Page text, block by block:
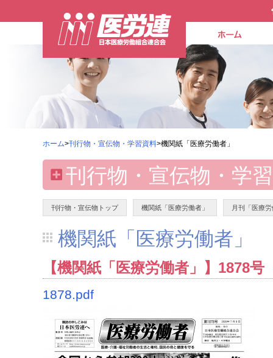
ホーム>刊行物・宣伝物・学習資料>機関紙「医療労働者」
刊行物・宣伝物・学
刊行物・宣伝物トップ 機関紙「医療労働者」 月刊「医療
機関紙「医療労働者」
【機関紙「医療労働者」】1878号
1878.pdf